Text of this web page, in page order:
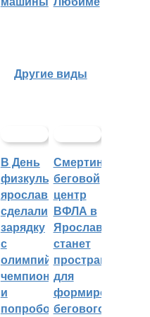
Другие виды
В День
физкультурника
ярославцы
сделали
зарядку
с
олимпийским
чемпионом
и
попробовали
Смертин:
беговой
центр
ВФЛА в
Ярославле
станет
пространством
для
формирования
бегового